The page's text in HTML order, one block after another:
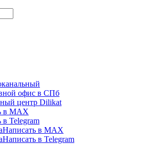
офис в СПб
центр Dilikat
в MAX
в Telegram
Написать в MAX
Написать в Telegram